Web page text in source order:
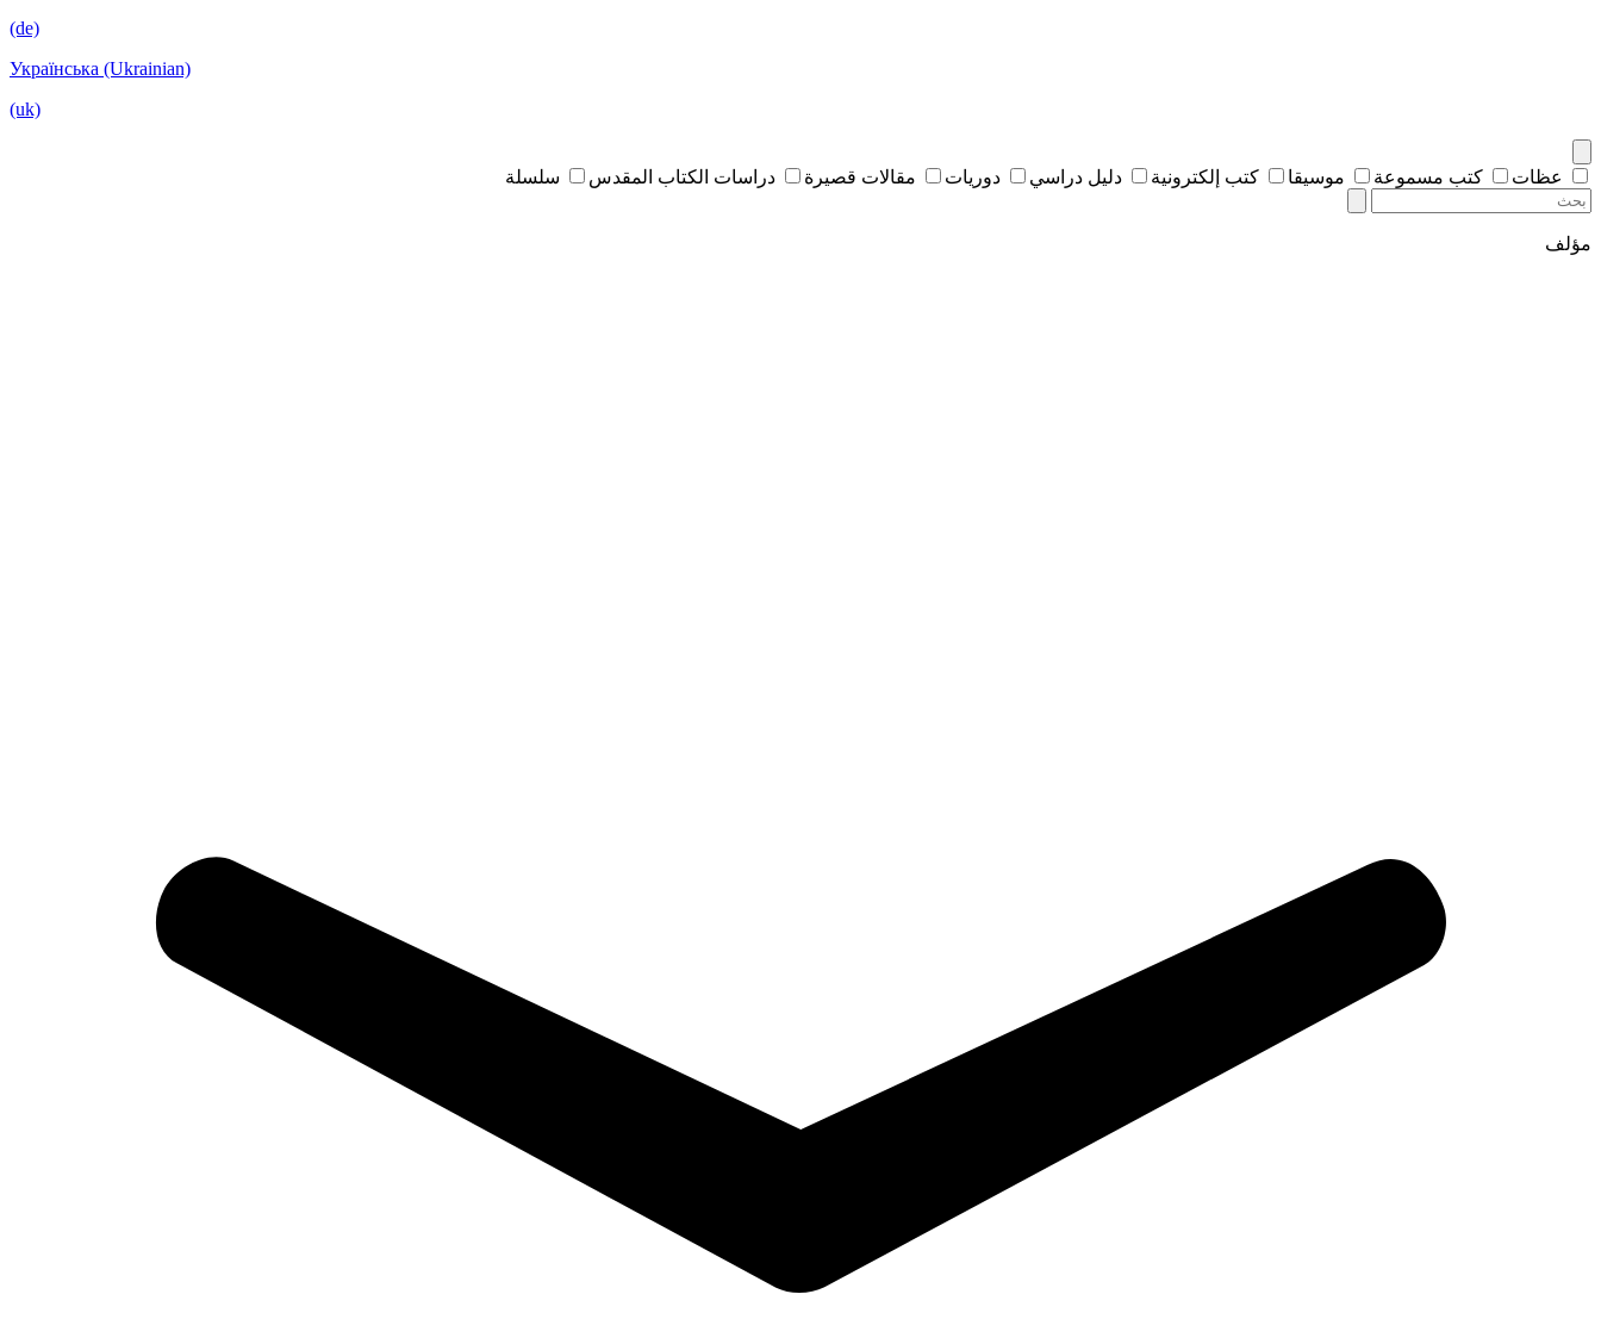
(de)
Українська (Ukrainian)
(uk)
عظات كتب مسموعة موسيقا كتب إلكترونية دليل دراسي دوريات مقالات قصيرة دراسات الكتاب المقدس سلسلة
مؤلف